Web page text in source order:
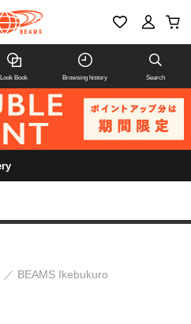
Look Book Browsing history Search
BEAMS Ikebukuro